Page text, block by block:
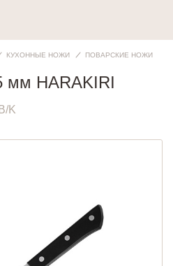
КУХОННЫЕ НОЖИ ПОВАРСКИЕ НОЖИ
мм HARAKIRI
K